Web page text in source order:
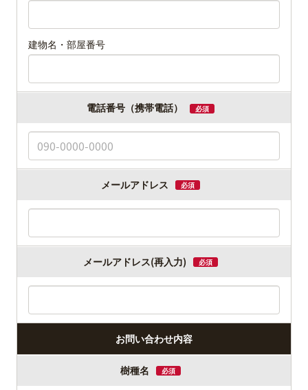
建物名・部屋番号
電話番号（携帯電話） 必須
メールアドレス 必須
メールアドレス(再入力) 必須
お問い合わせ内容
樹種名 必須